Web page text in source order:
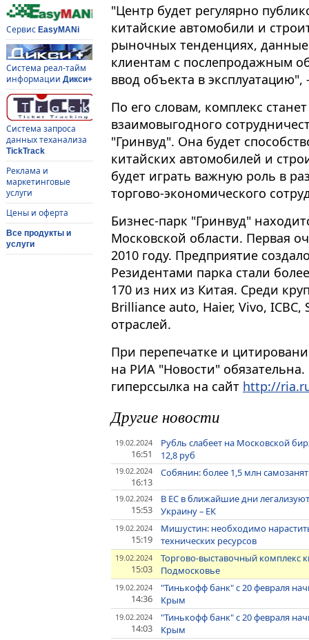
Сервис EasyMANi
Система реал-тайм
информации Дикси+
Система запроса
данных теханализа
TickTrack
Реклама и
маркетинговые
услуги
Цены и оферта
Все продукты и
услуги
"Центр будет регулярно
китайские автомобили и
рыночных тенденциях,
клиентам с послепродажным
ввод объекта в
По его словам, комплекс
взаимовыгодного
"Гринвуд". Она будет
китайских автомобилей и
будет играть важную роль в
торгово-экономического
Бизнес-парк "Гринвуд"
Московской области. Первая
2010 году. Предприятие
Резидентами парка стали
170 из них из Китая. Среди
Brilliance auto, Haier, Vivo,
отраслей.
При перепечатке и
на РИА "Новости"
гиперссылка на сайт http://
Другие новости
19.02.2024
16:51
Рубль слабеет на Московской
12,8 руб
19.02.2024
16:13
Собянин: более 1,5 млн
19.02.2024
15:53
В ЕС в ближайшие дни
Украину – ЕК
19.02.2024
15:19
Мишустин: необходимо
технических ресурсов
19.02.2024
15:03
Торгово-выставочный комплекс
Подмосковье
19.02.2024
14:36
"Тинькофф банк" с 20 февраля
Крым
19.02.2024
14:03
"Тинькофф банк" с 20 февраля
Крым